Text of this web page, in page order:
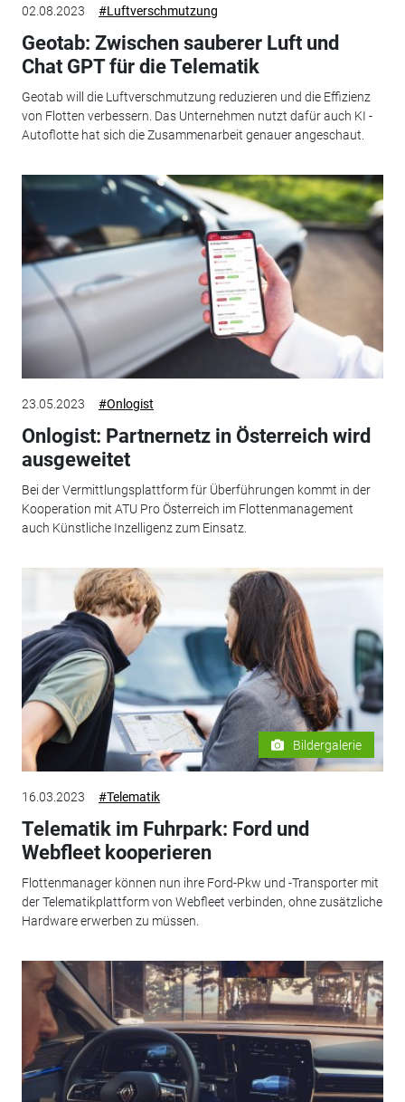
02.08.2023 #Luftverschmutzung
Geotab: Zwischen sauberer Luft und
Chat GPT für die Telematik
Geotab will die Luftverschmutzung reduzieren und die Effizienz
von Flotten verbessern. Das Unternehmen nutzt dafür auch KI -
Autoflotte hat sich die Zusammenarbeit genauer angeschaut.
23.05.2023 #Onlogist
Onlogist: Partnernetz in Österreich wird
ausgeweitet
Bei der Vermittlungsplattform für Überführungen kommt in der
Kooperation mit ATU Pro Österreich im Flottenmanagement
auch Künstliche Inzelligenz zum Einsatz.
Bildergalerie
16.03.2023 #Telematik
Telematik im Fuhrpark: Ford und
Webfleet kooperieren
Flottenmanager können nun ihre Ford-Pkw und -Transporter mit
der Telematikplattform von Webfleet verbinden, ohne zusätzliche
Hardware erwerben zu müssen.